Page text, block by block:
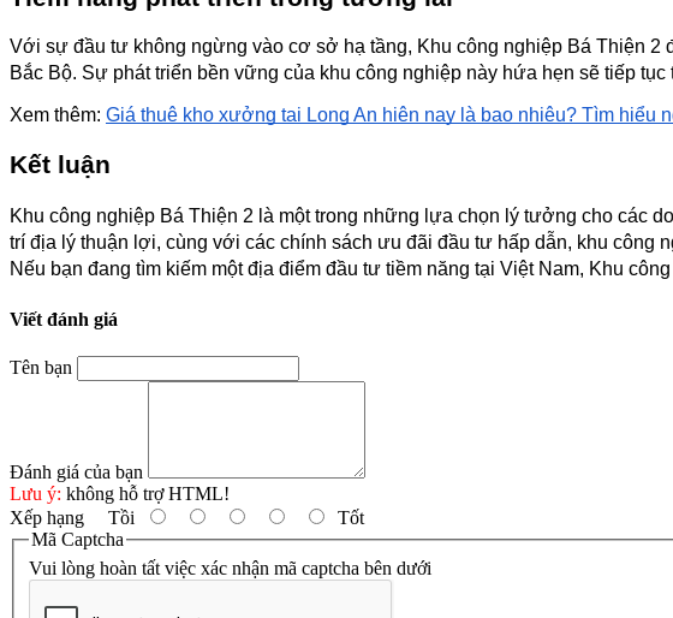
Với sự đầu tư không ngừng vào cơ sở hạ tầng, Khu công nghiệp Bá Thiện
Bắc Bộ. Sự phát triển bền vững của khu công nghiệp này hứa hẹn sẽ tiếp
Xem thêm: Giá thuê kho xưởng tại Long An hiện nay là bao nhiêu? Tìm hiểu
Kết luận
Khu công nghiệp Bá Thiện 2 là một trong những lựa chọn lý tưởng cho các
trí địa lý thuận lợi, cùng với các chính sách ưu đãi đầu tư hấp dẫn, khu công
Nếu bạn đang tìm kiếm một địa điểm đầu tư tiềm năng tại Việt Nam, Khu
Viết đánh giá
Tên bạn
Đánh giá của bạn
Lưu ý: không hỗ trợ HTML!
Xếp hạng Tồi
Tốt
Mã Captcha
Vui lòng hoàn tất việc xác nhận mã captcha bên dưới